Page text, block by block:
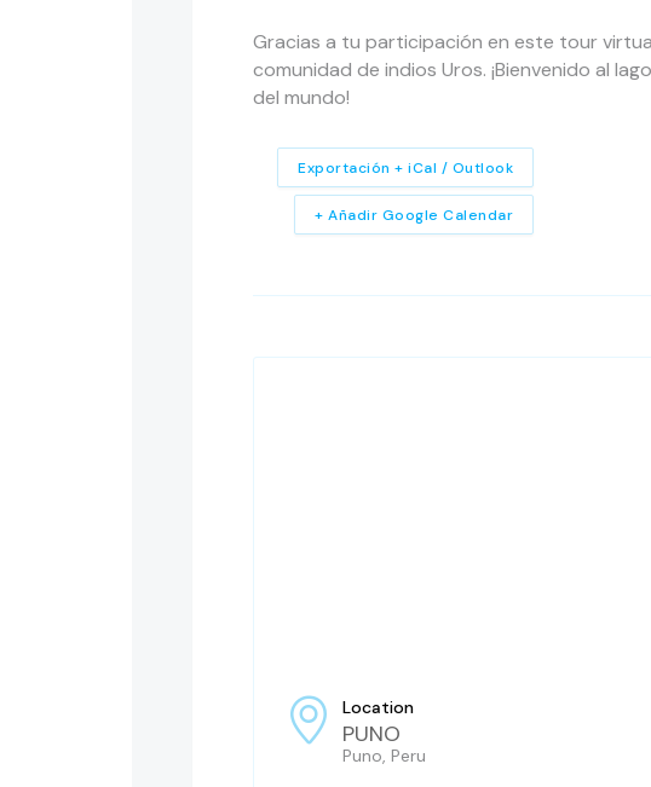
Gracias a tu participación en este tour
comunidad de indios Uros. ¡Bienvenido al
del mundo!
+ Añadir Google Calendar
Exportación + iCal / Outlook
Location
PUNO
Puno, Peru